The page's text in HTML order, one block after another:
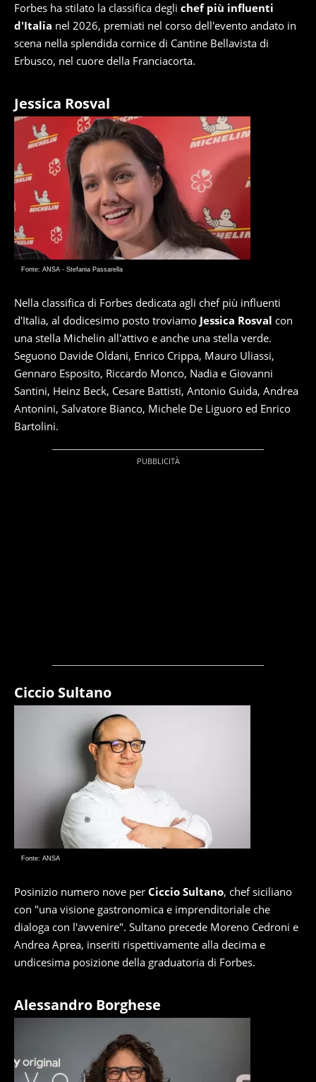
Forbes ha stilato la classifica degli chef più influenti
d'Italia nel 2026, premiati nel corso dell'evento andato in
scena nella splendida cornice di Cantine Bellavista di
Erbusco, nel cuore della Franciacorta.
Jessica Rosval
Fonte: ANSA - Stefania Passarella
Nella classifica di Forbes dedicata agli chef più influenti
d'Italia, al dodicesimo posto troviamo Jessica Rosval con
una stella Michelin all'attivo e anche una stella verde.
Seguono Davide Oldani, Enrico Crippa, Mauro Uliassi,
Gennaro Esposito, Riccardo Monco, Nadia e Giovanni
Santini, Heinz Beck, Cesare Battisti, Antonio Guida, Andrea
Antonini, Salvatore Bianco, Michele De Liguoro ed Enrico
Bartolini.
Ciccio Sultano
Fonte: ANSA
Posinizio numero nove per Ciccio Sultano, chef siciliano
con "una visione gastronomica e imprenditoriale che
dialoga con l'avvenire". Sultano precede Moreno Cedroni e
Andrea Aprea, inseriti rispettivamente alla decima e
undicesima posizione della graduatoria di Forbes.
Alessandro Borghese